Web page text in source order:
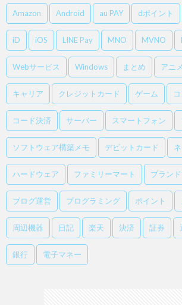
Amazon Android au PAY dポイント
iD iOS LINE Pay MNO MVNO
Webサービス Windows まとめ アニメ
キャリア クレジットカード ゲーム
コード決済 サーバー スマートフォン
ソフトウェア構築メモ デビットカード
ハードウェア ファミリーマート ブラン
ブログ運営 プログラミング ポイント
周辺機器 日記 楽天 決済 証券
銀行 電子マネー